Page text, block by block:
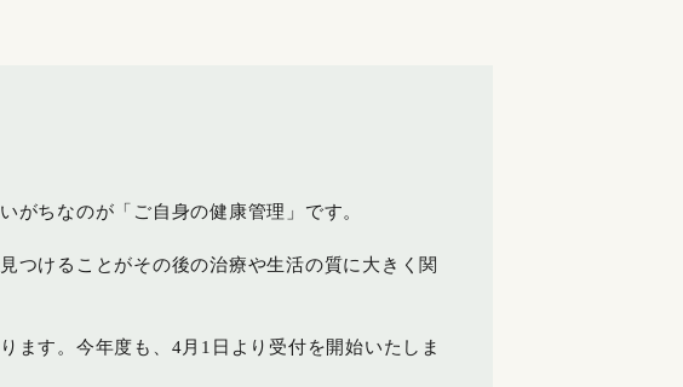
がちなのが「ご自身の健康管理」です。
つけることがその後の治療や生活の質に大きく関
ます。今年度も、4月1日より受付を開始いたしま